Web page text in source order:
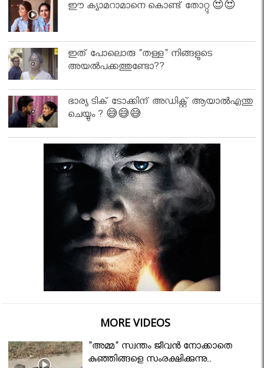
ഈ ക്യാമറാമാനെ കൊണ്ട് തോറ്റു 😍😍
ഇത് പോലൊരു "തള്ള" നിങ്ങളുടെ
അയല്‍പക്കത്തുണ്ടോ??
ഭാര്യ ടിക് ടോക്കിന് അഡിക്റ്റ് ആയാൽഎന്തു
ചെയ്യും ? 😅😅😅
MORE VIDEOS
"അമ്മ" സ്വന്തം ജീവൻ നോക്കാതെ
കുഞ്ഞിങ്ങളെ സംരക്ഷിക്കുന്നു..